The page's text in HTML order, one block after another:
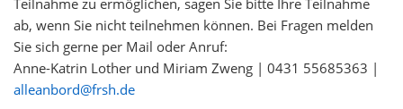
Teilnahme zu ermöglichen, sagen Sie bitte Ihre Teilnahme
ab, wenn Sie nicht teilnehmen können. Bei Fragen melden
Sie sich gerne per Mail oder Anruf:
Anne-Katrin Lother und Miriam Zweng | 0431 55685363 |
alleanbord@frsh.de